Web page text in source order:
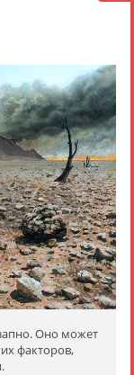
Оно может
факторов,